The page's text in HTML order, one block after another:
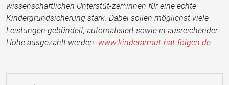
wissenschaftlichen Unterstüt-zer*innen für eine echte
Kindergrundsicherung stark. Dabei sollen möglichst viele
Leistungen gebündelt, automatisiert sowie in ausreichender
Höhe ausgezahlt werden. www.kinderarmut-hat-folgen.de